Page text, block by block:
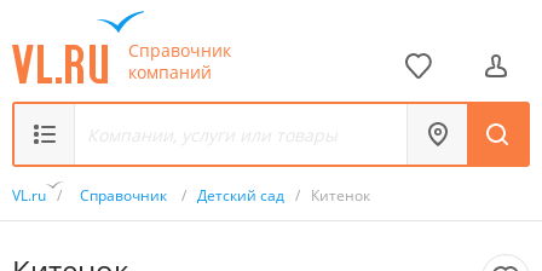
Справочник
компаний
VL.ru / Справочник / Детский сад / Китенок